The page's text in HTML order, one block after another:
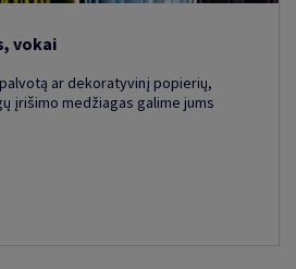
vokai
ar dekoratyvinį popierių,
įrišimo medžiagas galime jums